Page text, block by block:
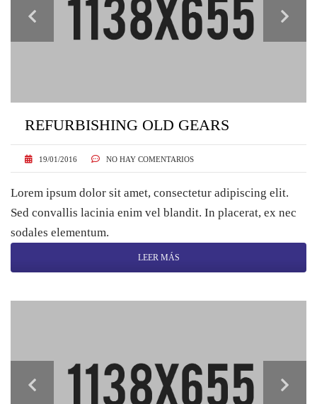
REFURBISHING OLD GEARS
19/01/2016 NO HAY COMENTARIOS
Lorem ipsum dolor sit amet, consectetur adipiscing elit.
Sed convallis lacinia enim vel blandit. In placerat, ex nec
sodales elementum.
LEER MÁS